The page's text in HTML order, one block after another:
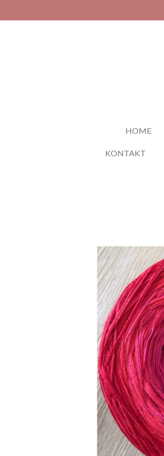
Hauptinhalt
HOME
KONTAKT